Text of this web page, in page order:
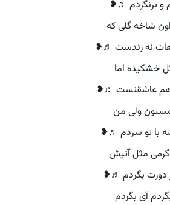
و برنگردم ♬❥
شاخه گلی که
نه زندست ♬❥
خشکیده اما
هم عاشقنست ♬❥
ولی من
با تو سردم ♬❥
گرمی مثل آتیش
دورت بگردم ♬❥
آی بگردم